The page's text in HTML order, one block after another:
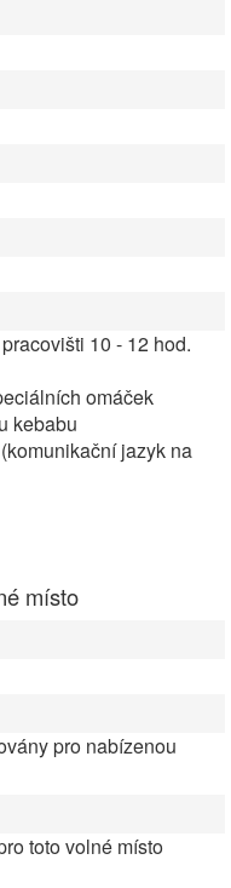
10 - 12 hod.
omáček
kebabu
jazyk na
místo
pro nabízenou
toto volné místo